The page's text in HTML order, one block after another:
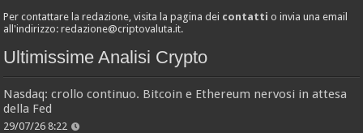
Per contattare la redazione, visita la pagina dei contatti o invia una email
all'indirizzo:redazione@criptovaluta.it.
Ultimissime Analisi Crypto
Nasdaq: crollo continuo. Bitcoin e Ethereum nervosi in attesa
della Fed
29/07/26 8:22